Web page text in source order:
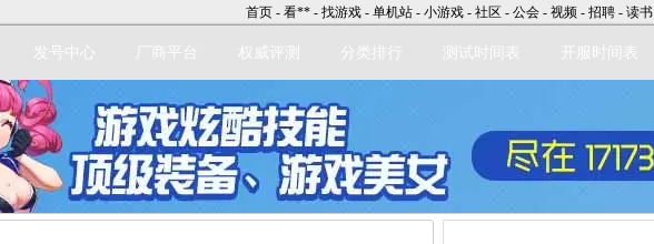
首页 - 看** - 找游戏 - 单机站 - 小游戏 - 社区 - 公会 - 视频 - 招聘 - 读书
发号中心 厂商平台 权威评测 分类排行 测试时间表 开服时间表